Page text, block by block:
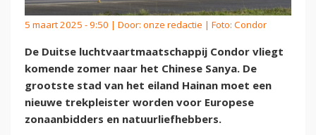
5 maart 2025 - 9:50 | Door: onze redactie | Foto: Condor
De Duitse luchtvaartmaatschappij Condor vliegt
komende zomer naar het Chinese Sanya. De
grootste stad van het eiland Hainan moet een
nieuwe trekpleister worden voor Europese
zonaanbidders en natuurliefhebbers.